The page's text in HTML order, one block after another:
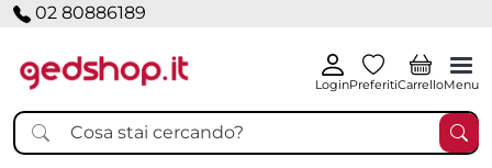
02 80886189
LoginPreferitiCarrelloMenu